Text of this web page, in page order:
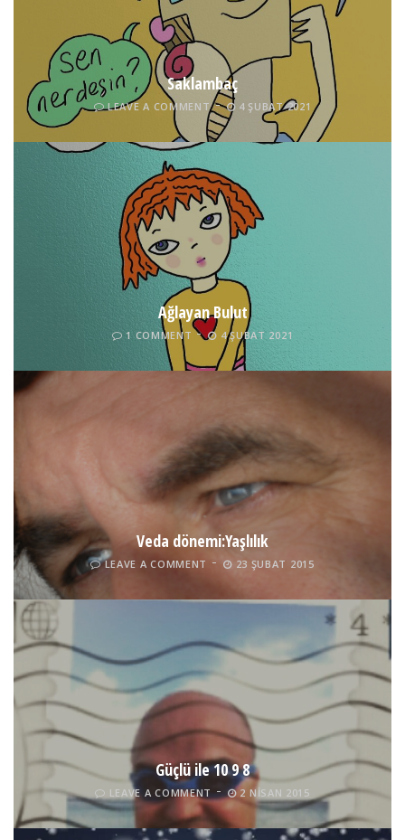
Saklambaç
LEAVE A COMMENT 4 ŞUBAT 2021
Ağlayan Bulut
1 COMMENT 4 ŞUBAT 2021
Veda dönemi:Yaşlılık
LEAVE A COMMENT 23 ŞUBAT 2015
Güçlü ile 10 9 8
LEAVE A COMMENT 2 NISAN 2015